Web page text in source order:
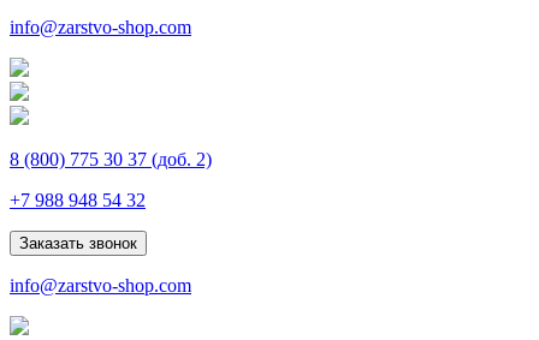
info@zarstvo-shop.com
8 (800) 775 30 37 (доб. 2)
+7 988 948 54 32
Заказать звонок
info@zarstvo-shop.com